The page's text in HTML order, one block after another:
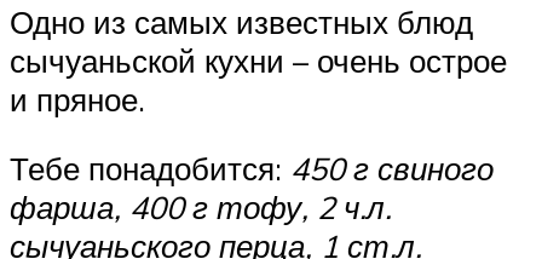
Одно из самых известных блюд
сычуаньской кухни – очень острое
и пряное.
Тебе понадобится: 450 г свиного
фарша, 400 г тофу, 2 ч.л.
сычуаньского перца, 1 ст.л.